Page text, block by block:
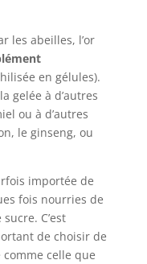
les abeilles, l’or
en gélules).
gelée à d’autres
ou à d’autres
le ginseng, ou
importée de
fois nourries de
C’est
de choisir de
celle que